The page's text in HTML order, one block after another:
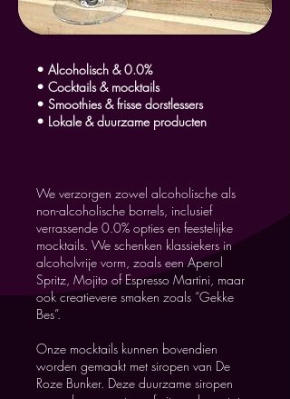
• Alcoholisch & 0.0%
• Cocktails & mocktails
• Smoothies & frisse dorstlessers
• Lokale & duurzame producten
We verzorgen zowel alcoholische als
non-alcoholische borrels, inclusief
verrassende 0.0% opties en feestelijke
mocktails. We schenken klassiekers in
alcoholvrije vorm, zoals een Aperol
Spritz, Mojito of Espresso Martini, maar
ook creatievere smaken zoals “Gekke
Bes”.
Onze mocktails kunnen bovendien
worden gemaakt met siropen van De
Roze Bunker. Deze duurzame siropen